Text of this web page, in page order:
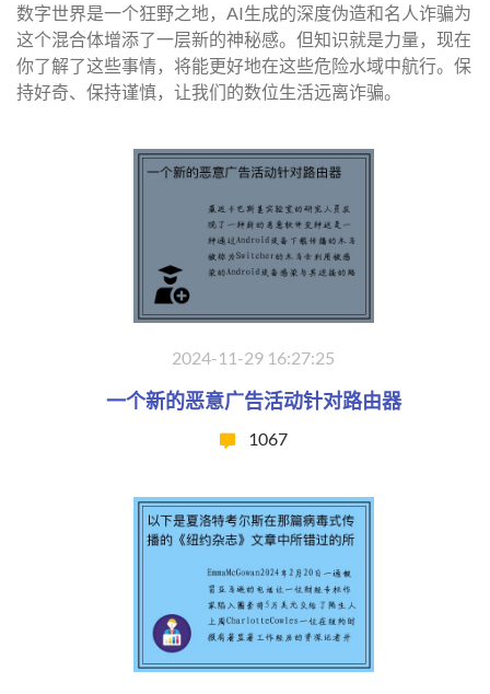
数字世界是一个狂野之地，AI生成的深度伪造和名人诈骗为
这个混合体增添了一层新的神秘感。但知识就是力量，现在
你了解了这些事情，将能更好地在这些危险水域中航行。保
持好奇、保持谨慎，让我们的数位生活远离诈骗。
2024-11-29 16:27:25
一个新的恶意广告活动针对路由器
1067